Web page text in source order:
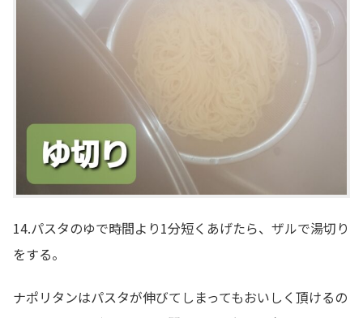
14.パスタのゆで時間より1分短くあげたら、ザルで湯切り
をする。
ナポリタンはパスタが伸びてしまってもおいしく頂けるの